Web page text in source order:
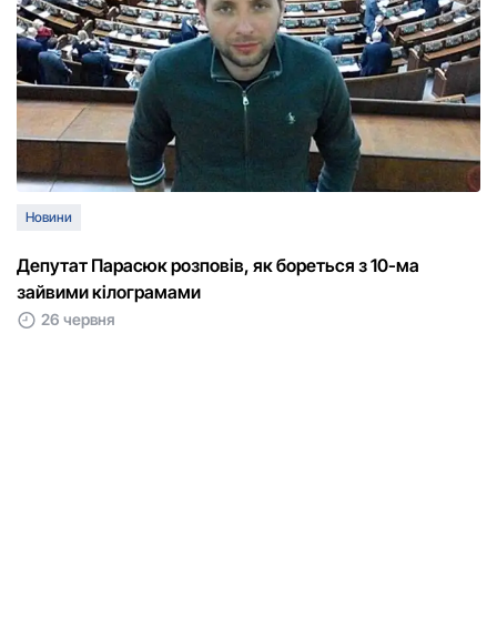
Новини
Депутат Парасюк розповів, як бореться з 10-ма
зайвими кілограмами
26 червня